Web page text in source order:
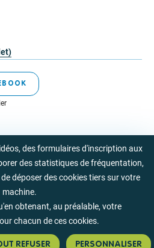
des formulaires d'inscription aux
des statistiques de fréquentation,
déposer des cookies tiers sur votre
machine.
obtenant, au préalable, votre
chacun de ces cookies.
REFUSER PERSONNALISER
Nous suivre sur
Nous suivre sur
NousNous